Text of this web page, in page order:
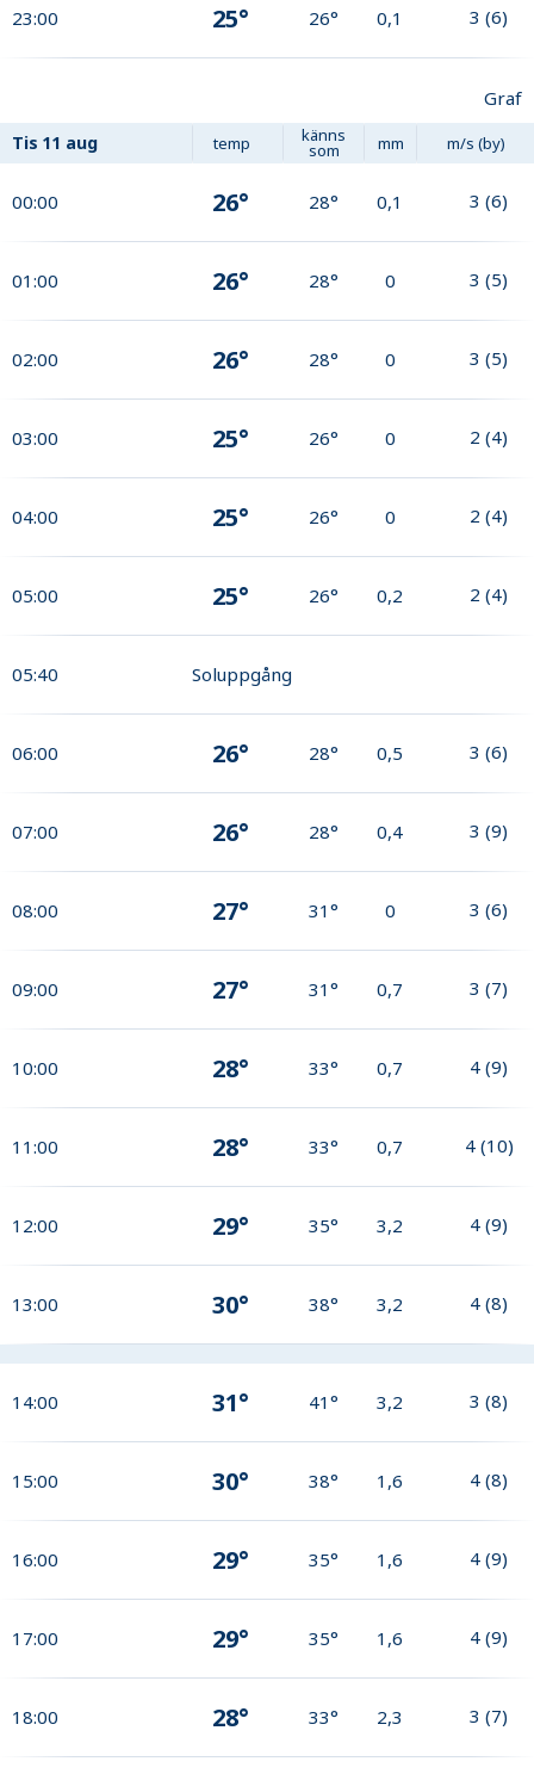
23:00 25° 26° 0,1 3 (6)
Graf
Tis 11 aug temp känns
som mm m/s (by)
00:00 26° 28° 0,1 3 (6)
01:00 26° 28° 0 3 (5)
02:00 26° 28° 0 3 (5)
03:00 25° 26° 0 2 (4)
04:00 25° 26° 0 2 (4)
05:00 25° 26° 0,2 2 (4)
05:40 Soluppgång
06:00 26° 28° 0,5 3 (6)
07:00 26° 28° 0,4 3 (9)
08:00 27° 31° 0 3 (6)
09:00 27° 31° 0,7 3 (7)
10:00 28° 33° 0,7 4 (9)
11:00 28° 33° 0,7 4 (10)
12:00 29° 35° 3,2 4 (9)
13:00 30° 38° 3,2 4 (8)
14:00 31° 41° 3,2 3 (8)
15:00 30° 38° 1,6 4 (8)
16:00 29° 35° 1,6 4 (9)
17:00 29° 35° 1,6 4 (9)
18:00 28° 33° 2,3 3 (7)